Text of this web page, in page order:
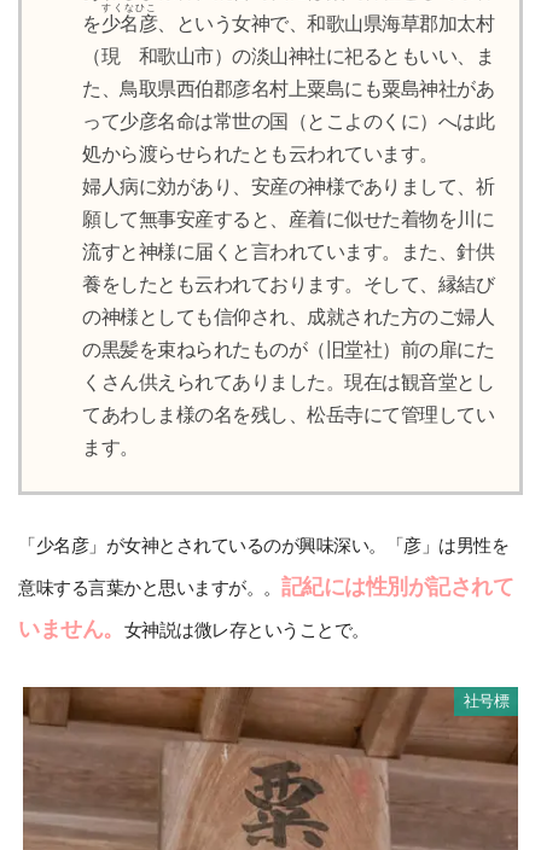
を少名彦
すくなひこ
、という女神で、和歌山県海草郡加太村
（現 和歌山市）の淡山神社に祀るともいい、ま
た、鳥取県西伯郡彦名村上粟島にも粟島神社があ
って少彦名命は常世の国（とこよのくに）へは此
処から渡らせられたとも云われています。
婦人病に効があり、安産の神様でありまして、祈
願して無事安産すると、産着に似せた着物を川に
流すと神様に届くと言われています。また、針供
養をしたとも云われております。そして、縁結び
の神様としても信仰され、成就された方のご婦人
の黒髪を束ねられたものが（旧堂社）前の扉にた
くさん供えられてありました。現在は観音堂とし
てあわしま様の名を残し、松岳寺にて管理してい
ます。
「少名彦」が女神とされているのが興味深い。「彦」は男性を
意味する言葉かと思いますが。。 記紀には性別が記されて
いません。
女神説は微レ存ということで。
社号標